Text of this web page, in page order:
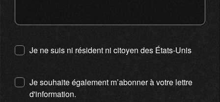
Je ne suis ni résident ni citoyen des États-Unis
Je souhaite également m’abonner à votre lettre
d'information.